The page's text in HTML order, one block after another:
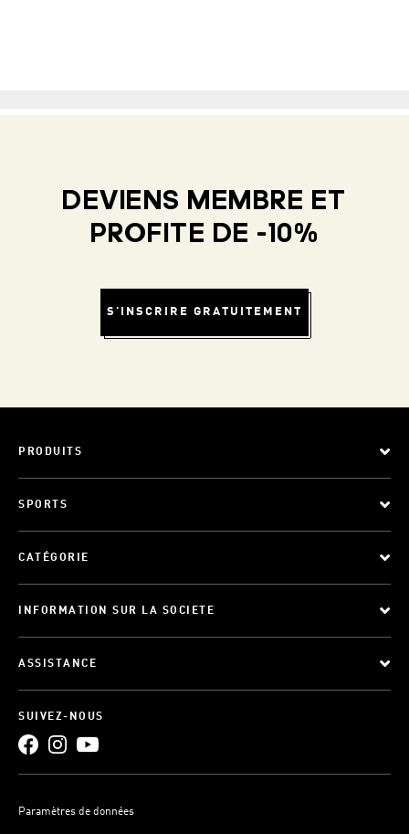
DEVIENS MEMBRE ET
PROFITE DE -10%
S'INSCRIRE GRATUITEMENT
PRODUITS
SPORTS
CATÉGORIE
INFORMATION SUR LA SOCIETE
ASSISTANCE
SUIVEZ-NOUS
Paramètres de données